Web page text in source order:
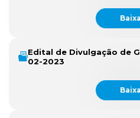
Edital de Divulgação de
02-2023